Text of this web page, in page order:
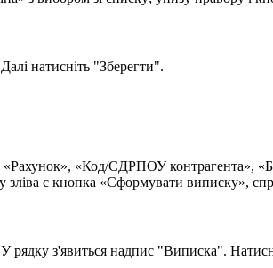
Далі натисніть "Зберегти".
У рядку з'явиться надпис "Виписка". Натис